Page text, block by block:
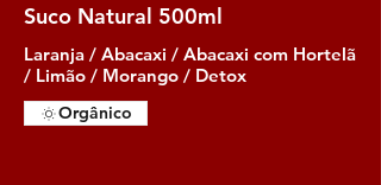
Suco Natural 500ml
Laranja / Abacaxi / Abacaxi com Hortelã
/ Limão / Morango / Detox
Orgânico